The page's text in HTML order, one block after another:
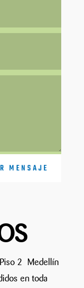
MENSAJE
2 Medellín
en toda